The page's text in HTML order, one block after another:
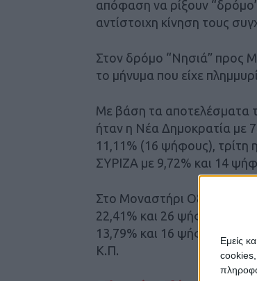
Εμείς
cookies,
απόφαση να ρίξουν
αντίστοιχη κίνηση τους
Στον δρόμο “Νησιά” προς
το μήνυμα που είχε
Με βάση τα αποτελέσματα
ήταν η Νέα Δημοκρατία με
11,11% (16 ψήφους), τρίτη
ΣΥΡΙΖΑ με 9,72% και 14
Στο Μοναστήρι Οξυάς
22,41% και 26 ψήφους,
13,79% και 16 ψήφους,
Κ.Π.